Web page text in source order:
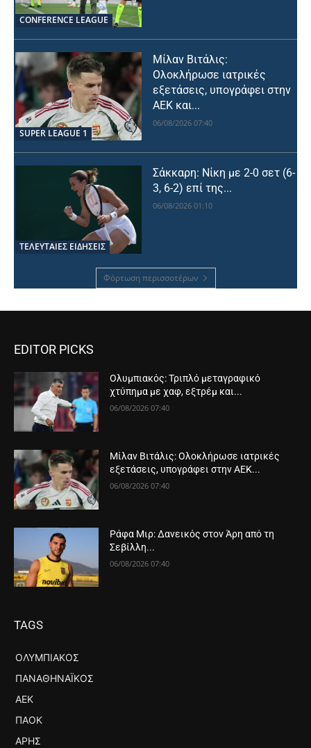
CONFERENCE LEAGUE
SUPER LEAGUE 1
Μίλαν Βιτάλις:
Ολοκλήρωσε ιατρικές
εξετάσεις, υπογράφει στην
ΑΕΚ και...
06/08/2026 07:40
ΤΕΛΕΥΤΑΙΕΣ ΕΙΔΗΣΕΙΣ
Σάκκαρη: Νίκη με 2-0 σετ (6-
3, 6-2) επί της...
06/08/2026 01:10
Φόρτωση περισσοτέρων
EDITOR PICKS
Ολυμπιακός: Τριπλό μεταγραφικό
χτύπημα με χαφ, εξτρέμ και...
06/08/2026 07:40
Μίλαν Βιτάλις: Ολοκλήρωσε ιατρικές
εξετάσεις, υπογράφει στην ΑΕΚ...
06/08/2026 07:40
Ράφα Μιρ: Δανεικός στον Άρη από τη
Σεβίλλη...
06/08/2026 07:40
TAGS
ΟΛΥΜΠΙΑΚΌΣ
ΠΑΝΑΘΗΝΑΪΚΌΣ
ΑΕΚ
ΠΑΟΚ
ΆΡΗΣ